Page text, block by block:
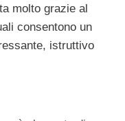
molto grazie al
consentono un
istruttivo